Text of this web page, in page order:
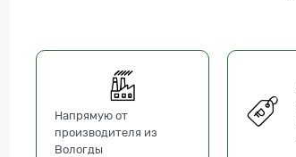
Напрямую от
производителя из
Вологды